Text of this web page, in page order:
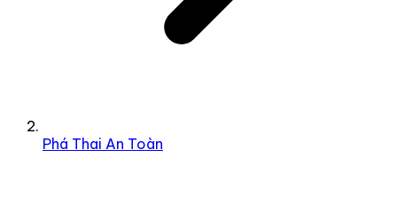
Phá Thai An Toàn